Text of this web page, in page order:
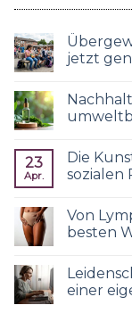
jetzt
23
Apr.
Die
sozialen
Von
besten
einer